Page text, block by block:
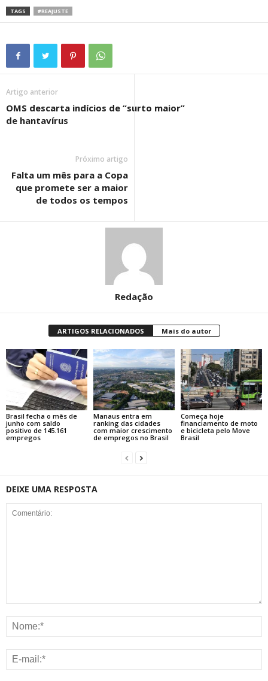
TAGS #REAJUSTE
Artigo anterior
OMS descarta indícios de “surto maior”
de hantavírus
Próximo artigo
Falta um mês para a Copa
que promete ser a maior
de todos os tempos
Redação
ARTIGOS RELACIONADOS Mais do autor
Brasil fecha o mês de
junho com saldo
positivo de 145.161
empregos
Manaus entra em
ranking das cidades
com maior crescimento
de empregos no Brasil
Começa hoje
financiamento de moto
e bicicleta pelo Move
Brasil
DEIXE UMA RESPOSTA